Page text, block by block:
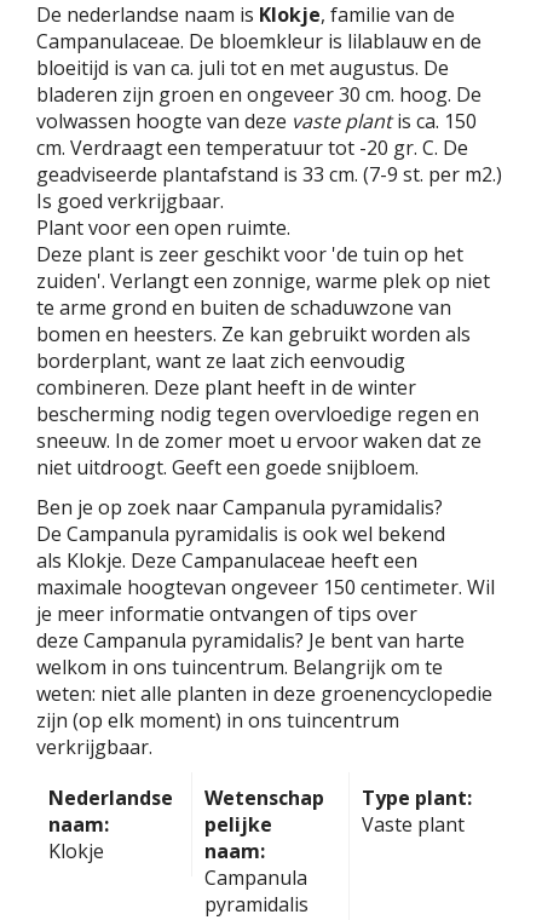
De nederlandse naam is Klokje, familie van de
Campanulaceae. De bloemkleur is lilablauw en de
bloeitijd is van ca. juli tot en met augustus. De
bladeren zijn groen en ongeveer 30 cm. hoog. De
volwassen hoogte van deze vaste plantis ca. 150
cm. Verdraagt een temperatuur tot -20 gr. C. De
geadviseerde plantafstand is 33 cm. (7-9 st. per m2.)
Is goed verkrijgbaar.
Plant voor een open ruimte.
Deze plant is zeer geschikt voor 'de tuin op het
zuiden'. Verlangt een zonnige, warme plek op niet
te arme grond en buiten de schaduwzone van
bomen en heesters. Ze kan gebruikt worden als
borderplant, want ze laat zich eenvoudig
combineren. Deze plant heeft in de winter
bescherming nodig tegen overvloedige regen en
sneeuw. In de zomer moet u ervoor waken dat ze
niet uitdroogt. Geeft een goede snijbloem.
Ben je op zoek naar Campanula pyramidalis?
De Campanula pyramidalis is ook wel bekend
als Klokje. Deze Campanulaceae heeft een
maximale hoogtevan ongeveer 150 centimeter. Wil
je meer informatie ontvangen of tips over
deze Campanula pyramidalis? Je bent van harte
welkom in ons tuincentrum. Belangrijk om te
weten: niet alle planten in deze groenencyclopedie
zijn (op elk moment) in ons tuincentrum
verkrijgbaar.
Nederlandse
naam:
Klokje
Wetenschap
pelijke
naam:
Campanula
pyramidalis
Type plant:
Vaste plant